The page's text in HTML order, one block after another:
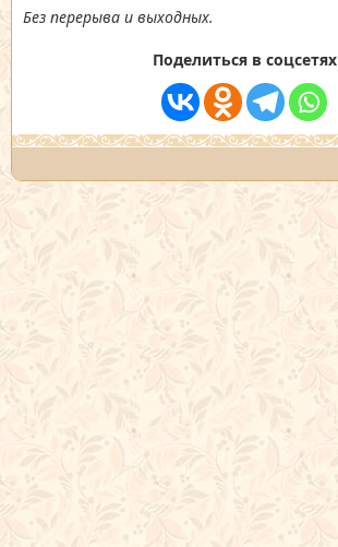
Без перерыва и выходных.
Поделиться в соцсетях